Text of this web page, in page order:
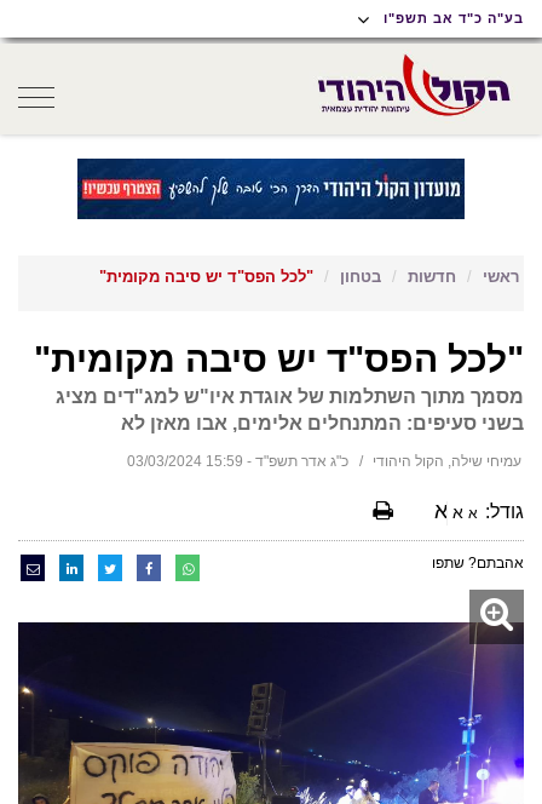
תפריט
נגישות
תפריט
ראשי
תוכן
ראשי
בע"ה כ"ד אב תשפ"ו
ראשי חדשות בטחון "לכל הפס"ד יש סיבה מקומית"
"לכל הפס"ד יש סיבה מקומית"
מסמך מתוך השתלמות של אוגדת איו"ש למג"דים מציג
בשני סעיפים: המתנחלים אלימים, אבו מאזן לא
עמיחי שילה, הקול היהודי כ"ג אדר תשפ"ד - 15:59 03/03/2024
גודל: א א א
אהבתם? שתפו